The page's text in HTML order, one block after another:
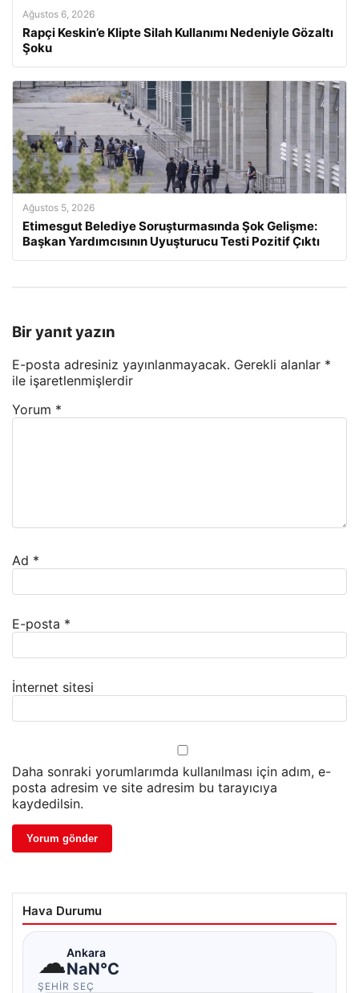
Ağustos 6, 2026
Rapçi Keskin’e Klipte Silah Kullanımı Nedeniyle Gözaltı
Şoku
Ağustos 5, 2026
Etimesgut Belediye Soruşturmasında Şok Gelişme:
Başkan Yardımcısının Uyuşturucu Testi Pozitif Çıktı
Bir yanıt yazın
E-posta adresiniz yayınlanmayacak. Gerekli alanlar *
ile işaretlenmişlerdir
Yorum *
Ad *
E-posta *
İnternet sitesi
Daha sonraki yorumlarımda kullanılması için adım, e-
posta adresim ve site adresim bu tarayıcıya
kaydedilsin.
Hava Durumu
☁Ankara
NaN°C
ŞEHIR SEÇ